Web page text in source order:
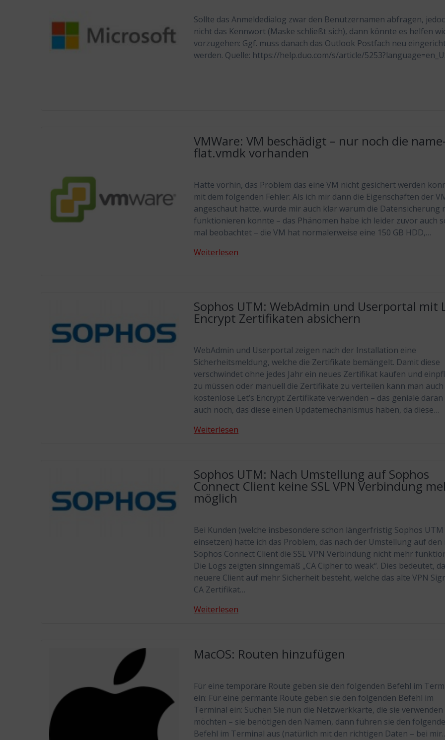
Sollte das Anmeldedialog zwar den Benutzernamen abfragen,
nicht das Kennwort (Maske schließt sich), dann könnte es helfen
vorzugehen: Ggf. muss danach das Outlook Postfach neu
werden. Quelle: https://help.duo.com/s/article/
VMWare: VM beschädigt – nur noch die
flat.vmdk vorhanden
Hatte vorhin, das Problem das eine VM nicht gesichert werden
mit dem folgenden Fehler: Als ich mir dann die Eigenschaften der
angeschaut hatte, wurde mir auch klar warum die Datensicherung
funktionieren konnte – das Phänomen habe ich leider zuvor auch
mal beobachtet – die VM hat normalerweise eine 150 GB HDD,…
Weiterlesen
Sophos UTM: WebAdmin und Userportal mit
Encrypt Zertifikaten absichern
WebAdmin und Userportal zeigen nach der Installation eine
Sicherheitsmeldung, welche die Zertifikate bemängelt. Damit diese
verschwindet ohne jedes Jahr ein neues Zertifikat kaufen und
zu müssen oder manuell die Zertifikate zu verteilen kann man auch
kostenlose Let’s Encrypt Zertifikate verwenden – das geniale
auch noch, das diese einen Updatemechanismus haben, da diese…
Weiterlesen
Sophos UTM: Nach Umstellung auf Sophos
Connect Client keine SSL VPN Verbindung
möglich
Bei Kunden (welche insbesondere schon längerfristig Sophos UTM
einsetzen) hatte ich das Problem, das nach der Umstellung auf den
Sophos Connect Client die SSL VPN Verbindung nicht mehr
Die Logs zeigten sinngemäß „CA Cipher to weak“. Dies bedeutet,
neuere Client auf mehr Sicherheit besteht, welche das alte VPN
CA Zertifikat…
Weiterlesen
MacOS: Routen hinzufügen
Für eine temporäre Route geben sie den folgenden Befehl im
ein: Für eine permante Route geben sie den folgenden Befehl im
Terminal ein: Suchen Sie nun die Netzwerkkarte, die sie verwenden
möchten – sie benötigen den Namen, dann führen sie den
Befehl im Terminal aus (natürlich mit den richtigen Daten – bei